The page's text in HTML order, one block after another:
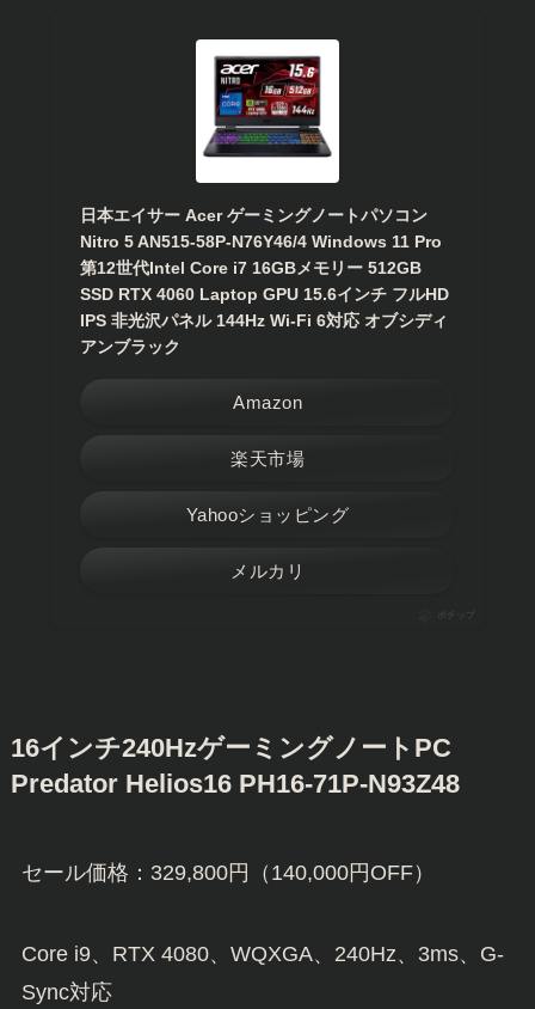
日本エイサー Acer ゲーミングノートパソコン
Nitro 5 AN515-58P-N76Y46/4 Windows 11 Pro
第12世代Intel Core i7 16GBメモリー 512GB
SSD RTX 4060 Laptop GPU 15.6インチ フルHD
IPS 非光沢パネル 144Hz Wi-Fi 6対応 オブシディ
アンブラック
Amazon
楽天市場
Yahooショッピング
メルカリ
ポチップ
16インチ240HzゲーミングノートPC
Predator Helios16 PH16-71P-N93Z48
セール価格：329,800円（140,000円OFF）
Core i9、RTX 4080、WQXGA、240Hz、3ms、G-
Sync対応